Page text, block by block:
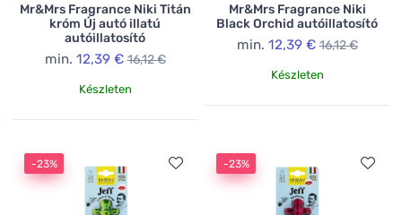
Mr&Mrs Fragrance Niki Titán
króm Új autó illatú
autóillatosító
min. 12,39 € 16,12 €
Készleten
Mr&Mrs Fragrance Niki
Black Orchid autóillatosító
min. 12,39 € 16,12 €
Készleten
-23% -23%